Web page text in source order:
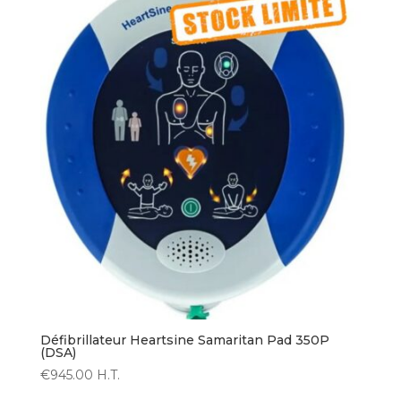
Défibrillateur Heartsine Samaritan Pad 350P
(DSA)
€945.00 H.T.